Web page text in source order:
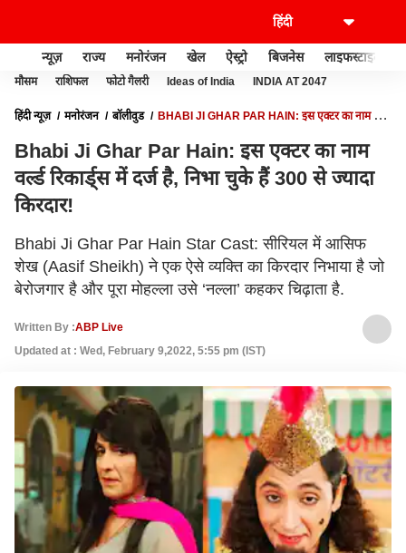
न्यूज़ राज्य मनोरंजन खेल ऐस्ट्रो बिजनेस लाइफस्टाइल
मौसम राशिफल फोटो गैलरी Ideas of India INDIA AT 2047
हिंदी न्यूज़ मनोरंजन बॉलीवुड
BHABI JI GHAR PAR HAIN: इस एक्टर का नाम वर्ल्ड
Bhabi Ji Ghar Par Hain: इस एक्टर का नाम
वर्ल्ड रिकार्ड्स में दर्ज है, निभा चुके हैं 300 से ज्यादा
किरदार!
Bhabi Ji Ghar Par Hain Star Cast: सीरियल में आसिफ
शेख (Aasif Sheikh) ने एक ऐसे व्यक्ति का किरदार निभाया है जो
बेरोजगार है और पूरा मोहल्ला उसे ‘नल्ला’ कहकर चिढ़ाता है.
Written By :ABP Live
Updated at : Wed, February 9,2022, 5:55 pm (IST)